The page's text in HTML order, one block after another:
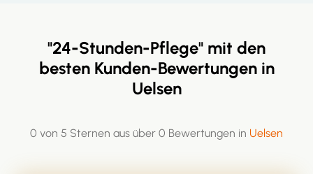
"24-Stunden-Pflege" mit den
besten Kunden-Bewertungen in
Uelsen
0 von 5 Sternen aus über 0 Bewertungen in Uelsen